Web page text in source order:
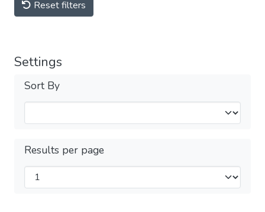
Reset filters
Settings
Sort By
Results per page